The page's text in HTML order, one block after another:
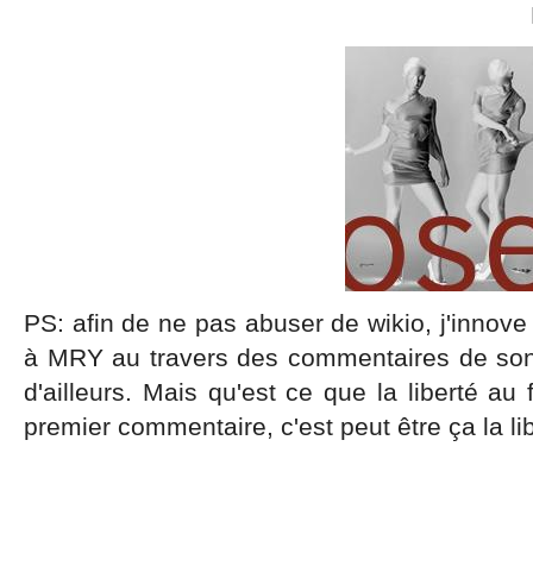
Blog:
PS: afin de ne pas abuser de wikio,
à MRY au travers des commentaires de
d'ailleurs. Mais qu'est ce que la liberté au
premier commentaire, c'est peut être ça la